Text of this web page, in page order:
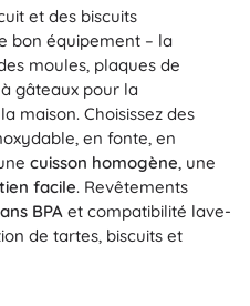
et des biscuits
bon équipement – la
moules, plaques de
gâteaux pour la
maison. Choisissez des
en fonte, en
cuisson homogène, une
facile. Revêtements
BPA et compatibilité lave-
de tartes, biscuits et
pratiques de